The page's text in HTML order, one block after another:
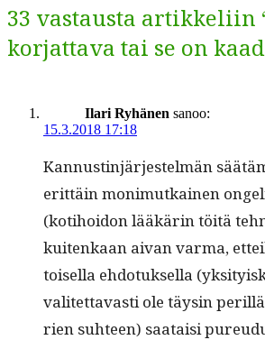
33 vastausta artikkeliin
korjattava tai se on
Ilari Ryhänen sanoo:
15.3.2018 17:18
Kan­nustin­jär­jestelmän
erit­täin mon­imutkainen
(koti­hoidon lääkärin töitä
kuitenkaan aivan var­ma,
toisel­la ehdo­tuk­sel­la
valitet­tavasti ole täysin
rien suh­teen) saataisi